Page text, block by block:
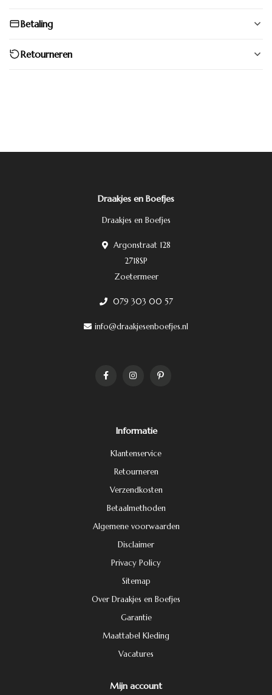
Betaling
Retourneren
Draakjes en Boefjes
Draakjes en Boefjes
Argonstraat 128
2718SP
Zoetermeer
079 303 00 57
info@draakjesenboefjes.nl
Informatie
Klantenservice
Retourneren
Verzendkosten
Betaalmethoden
Algemene voorwaarden
Disclaimer
Privacy Policy
Sitemap
Over Draakjes en Boefjes
Garantie
Maattabel Kleding
Vacatures
Mijn account